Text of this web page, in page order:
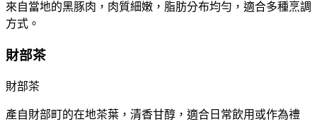
來自當地的黑豚肉，肉質細嫩，脂肪分布均勻，適合多種烹調
方式。
財部茶
財部茶
產自財部町的在地茶葉，清香甘醇，適合日常飲用或作為禮